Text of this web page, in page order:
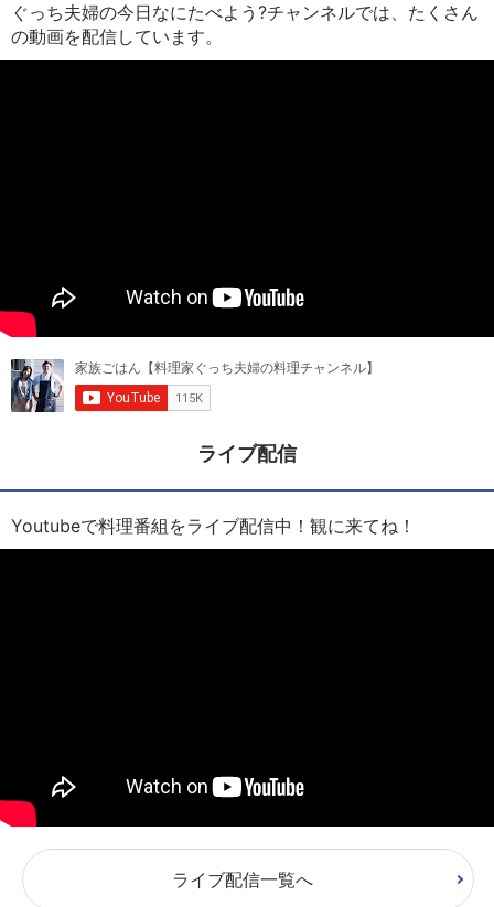
ぐっち夫婦の今日なにたべよう?チャンネルでは、たくさん
の動画を配信しています。
ライブ配信
Youtubeで料理番組をライブ配信中！観に来てね！
ライブ配信一覧へ